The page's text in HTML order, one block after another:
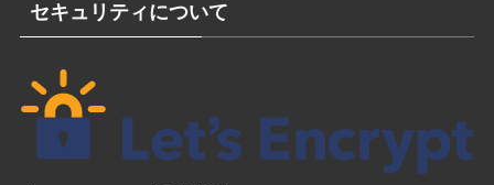
セキュリティについて